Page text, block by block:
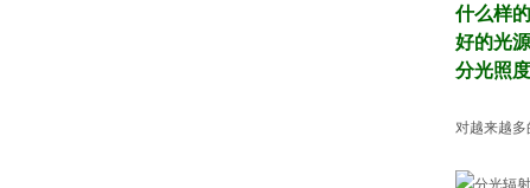
什么样
好的光源
分光照
对越来越多